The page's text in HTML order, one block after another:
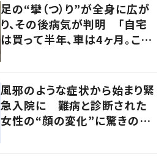
足の“攣（つ）り”が全身に広が
り、その後病気が判明 「自宅
は買って半年、車は4ヶ月。この
聞いた
風邪のような症状から始まり緊
急入院に 難病と診断された
女性の“顔の変化”に驚きの